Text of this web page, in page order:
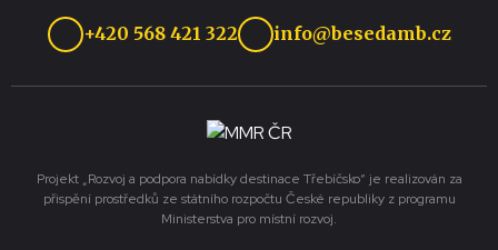
+420 568 421 322 info@besedamb.cz
Projekt „Rozvoj a podpora nabídky destinace Třebíčsko“ je realizován za
přispění prostředků ze státního rozpočtu České republiky z programu
Ministerstva pro místní rozvoj.